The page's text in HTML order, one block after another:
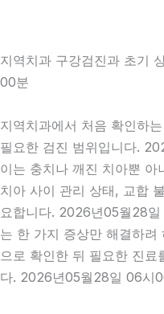
지역치과 구강검진과 초기
00분
지역치과에서 처음 확인하
필요한 검진 범위입니다.
이는 충치나 깨진 치아뿐
치아 사이 관리 상태, 교합
요합니다. 2026년05월28
는 한 가지 증상만 해결하려
으로 확인한 뒤 필요한 진료
다. 2026년05월28일 06시